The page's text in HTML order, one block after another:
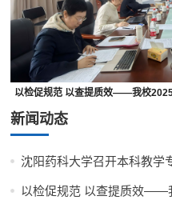
以检促规范 以查提质效——我校
新闻动态